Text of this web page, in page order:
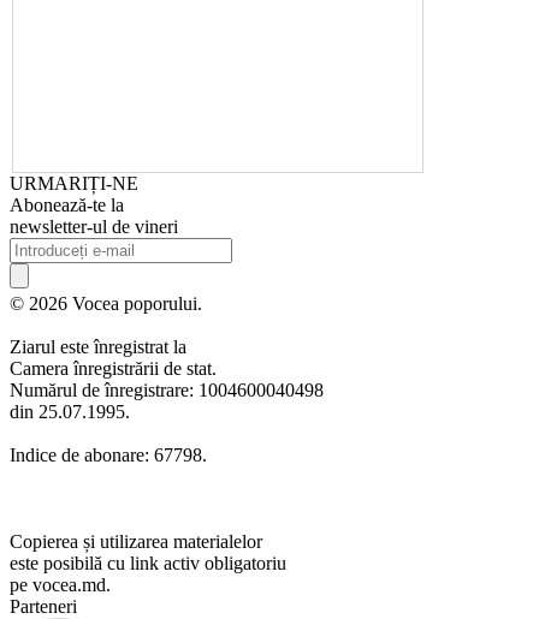
URMARIȚI-NE
Abonează-te la
newsletter-ul de vineri
© 2026 Vocea poporului.
Ziarul este înregistrat la
Camera înregistrării de stat.
Numărul de înregistrare: 1004600040498
din 25.07.1995.
Indice de abonare: 67798.
Copierea și utilizarea materialelor
este posibilă cu link activ obligatoriu
pe vocea.md.
Parteneri